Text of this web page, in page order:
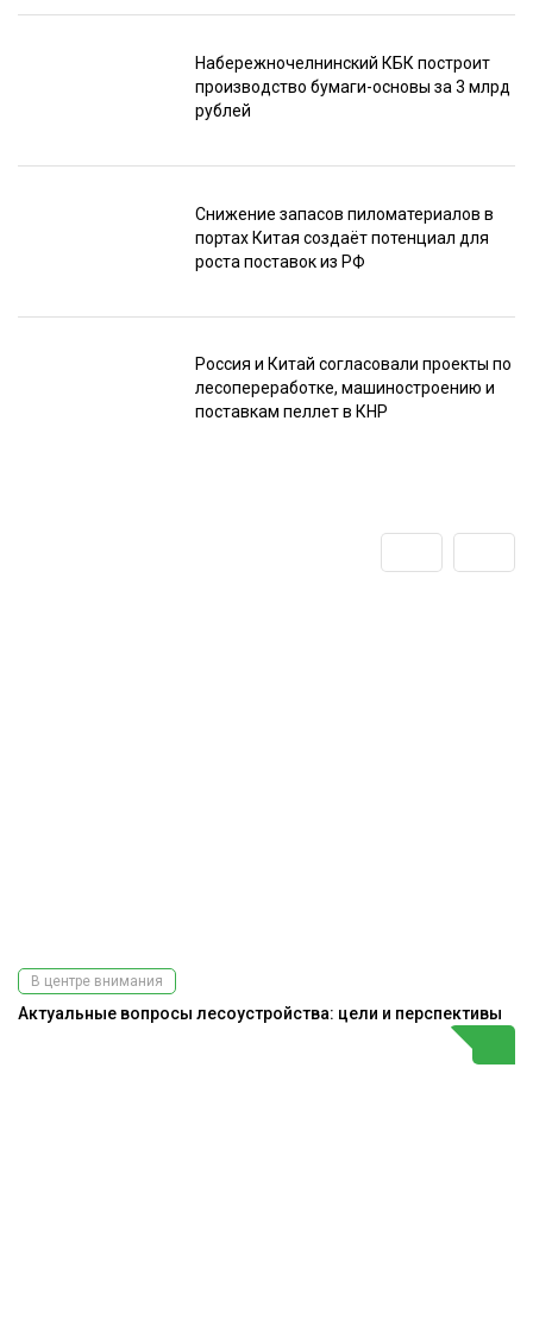
Набережночелнинский КБК построит
производство бумаги-основы за 3 млрд
рублей
Снижение запасов пиломатериалов в
портах Китая создаёт потенциал для
роста поставок из РФ
Россия и Китай согласовали проекты по
лесопереработке, машиностроению и
поставкам пеллет в КНР
В центре внимания
Актуальные вопросы лесоустройства: цели и перспективы